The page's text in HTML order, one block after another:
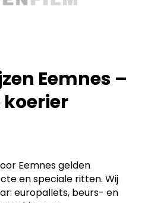
Eemnes –
Eemnes gelden
en speciale ritten. Wij
europallets, beurs- en